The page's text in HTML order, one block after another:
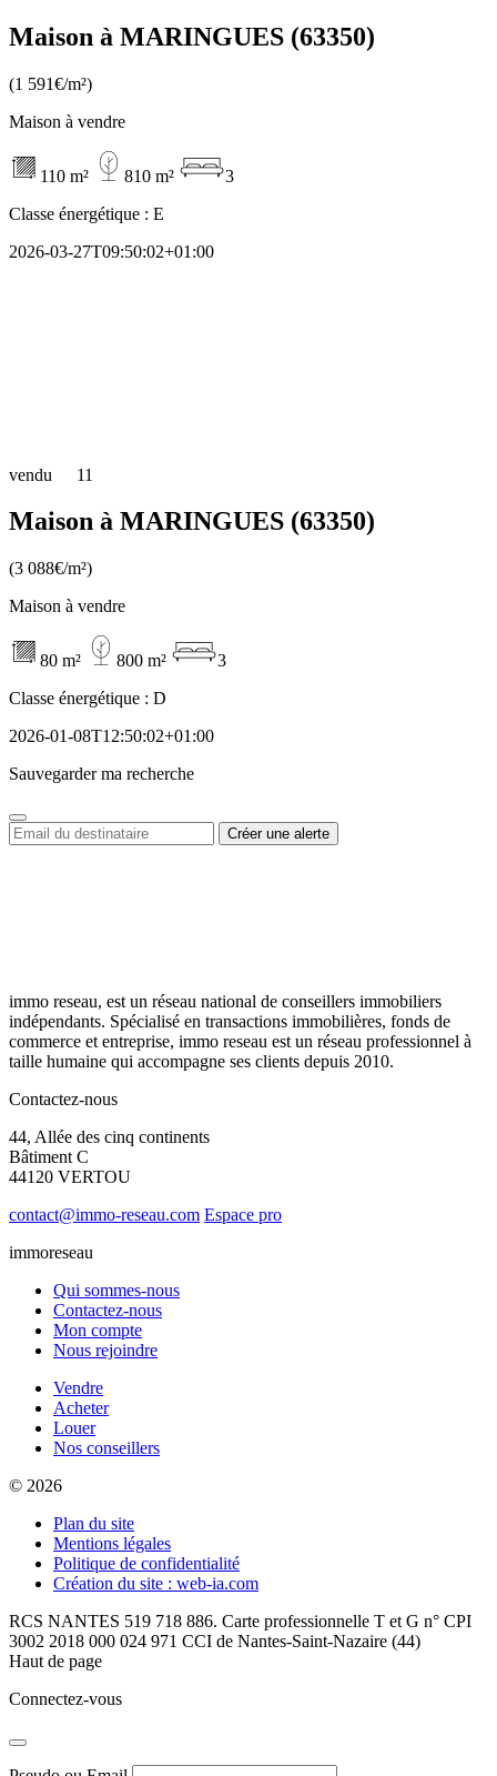
Maison à MARINGUES (63350)
(1 591€/m²)
Maison à vendre
110 m² 810 m²
3
Classe énergétique : E
2026-03-27T09:50:02+01:00
vendu 11
Maison à MARINGUES (63350)
(3 088€/m²)
Maison à vendre
80 m² 800 m²
3
Classe énergétique : D
2026-01-08T12:50:02+01:00
Sauvegarder ma recherche
immo reseau, est un réseau national de conseillers immobiliers
indépendants. Spécialisé en transactions immobilières, fonds de
commerce et entreprise, immo reseau est un réseau professionnel à
taille humaine qui accompagne ses clients depuis 2010.
Contactez-nous
44, Allée des cinq continents
Bâtiment C
44120 VERTOU
contact@immo-reseau.com Espace pro
immoreseau
Qui sommes-nous
Contactez-nous
Mon compte
Nous rejoindre
Vendre
Acheter
Louer
Nos conseillers
© 2026
Plan du site
Mentions légales
Politique de confidentialité
Création du site : web-ia.com
RCS NANTES 519 718 886. Carte professionnelle T et G n° CPI
3002 2018 000 024 971 CCI de Nantes-Saint-Nazaire (44)
Haut de page
Connectez-vous